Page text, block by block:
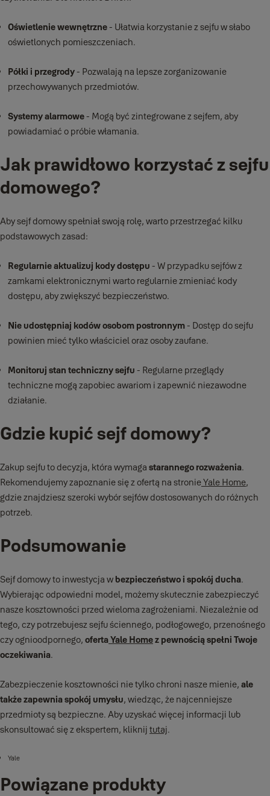
Oświetlenie wewnętrzne- Ułatwia korzystanie z sejfu w słabo
oświetlonych pomieszczeniach.
Półki i przegrody- Pozwalają na lepsze zorganizowanie
przechowywanych przedmiotów.
Systemy alarmowe- Mogą być zintegrowane z sejfem, aby
powiadamiać o próbie włamania.
Jak prawidłowo korzystać z sejfu
domowego?
Aby sejf domowy spełniał swoją rolę, warto przestrzegać kilku
podstawowych zasad:
Regularnie aktualizuj kody dostępu - W przypadku sejfów z
zamkami elektronicznymi warto regularnie zmieniać kody
dostępu, aby zwiększyć bezpieczeństwo.
Nie udostępniaj kodów osobom postronnym- Dostęp do sejfu
powinien mieć tylko właściciel oraz osoby zaufane.
Monitoruj stan techniczny sejfu - Regularne przeglądy
techniczne mogą zapobiec awariom i zapewnić niezawodne
działanie.
Gdzie kupić sejf domowy?
Zakup sejfu to decyzja, która wymaga starannego rozważenia.
Rekomendujemy zapoznanie się z ofertą na stronieYale Home,
gdzie znajdziesz szeroki wybór sejfów dostosowanych do różnych
potrzeb.
Podsumowanie
Sejf domowy to inwestycja w bezpieczeństwo i spokój ducha.
Wybierając odpowiedni model, możemy skutecznie zabezpieczyć
nasze kosztowności przed wieloma zagrożeniami. Niezależnie od
tego, czy potrzebujesz sejfu ściennego, podłogowego, przenośnego
czy ognioodpornego, ofertaYale Homez pewnością spełni Twoje
oczekiwania.
Zabezpieczenie kosztowności nie tylko chroni nasze mienie, ale
także zapewnia spokój umysłu, wiedząc, że najcenniejsze
przedmioty są bezpieczne. Aby uzyskać więcej informacji lub
skonsultować się z ekspertem, kliknij tutaj.
Yale
Powiązane produkty